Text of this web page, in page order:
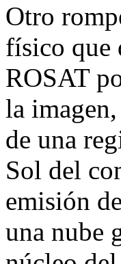
Otro
físico que
ROSAT
la
de una
Sol del
emisión
una nube